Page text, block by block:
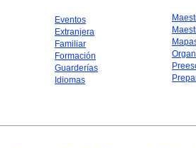
Eventos
Extranjera
Familiar
Formación
Guarderías
Idiomas